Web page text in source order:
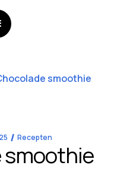
smoothie
Recepten
smoothie